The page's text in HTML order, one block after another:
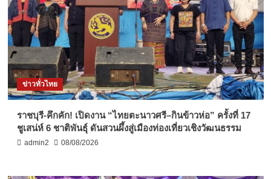
ข่าวทั่วไทย
ราชบุรี-คึกคัก! เปิดงาน “ไทยตะนาวศรี–กินข้าวห่อ” ครั้งที่ 17
ชูเสน่ห์ 6 ชาติพันธุ์ ดันสวนผึ้งสู่เมืองท่องเที่ยวเชิงวัฒนธรรม
admin2 08/08/2026